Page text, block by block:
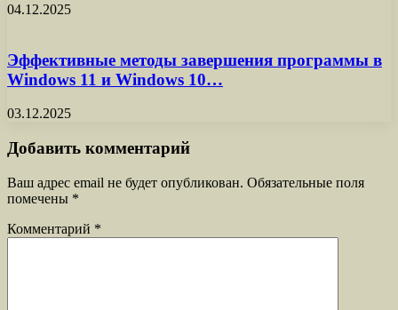
04.12.2025
Эффективные методы завершения программы в
Windows 11 и Windows 10…
03.12.2025
Добавить комментарий
Ваш адрес email не будет опубликован. Обязательные поля
помечены *
Комментарий *